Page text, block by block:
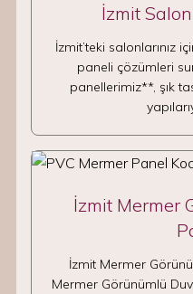
İzmit
İzmit’teki salonlarınız
paneli çözümleri
panellerimiz**, şık
İzmit Mermer
İzmit Mermer
Mermer Görünümlü